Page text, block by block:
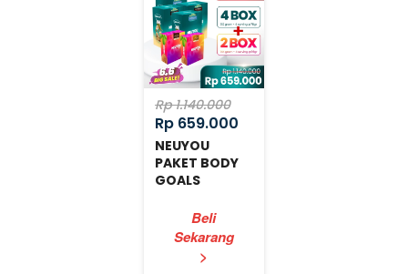
Rp 1.140.000
Rp 659.000
NEUYOU
PAKET BODY
GOALS
`
Beli
Sekarang
>